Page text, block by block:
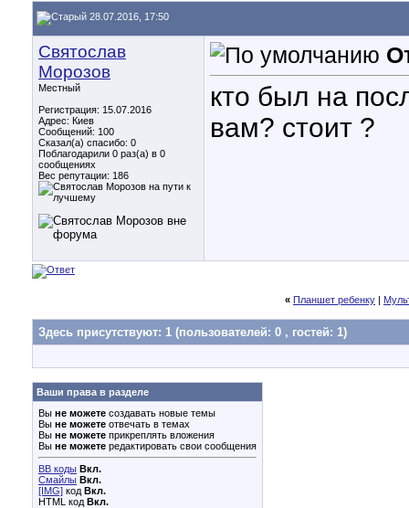
28.07.2016, 17:50
Святослав
Морозов
Местный
Регистрация: 15.07.2016
Адрес: Киев
Сообщений: 100
Сказал(а) спасибо: 0
Поблагодарили 0 раз(а) в 0
сообщениях
Вес репутации: 186
кто был на
вам? стоит ?
« Планшет ребенку |
Здесь присутствуют: 1 (пользователей: 0 , гостей: 1)
Ваши права в разделе
Вы не можете создавать новые темы
Вы не можете отвечать в темах
Вы не можете прикреплять вложения
Вы не можете редактировать свои сообщения
BB коды Вкл.
Смайлы Вкл.
[IMG] код Вкл.
HTML код Вкл.